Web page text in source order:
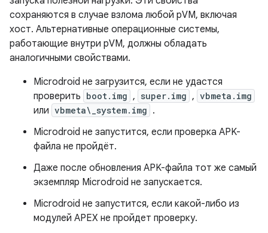
сохраняются в случае взлома любой pVM, включая
хост. Альтернативные операционные системы,
работающие внутри pVM, должны обладать
аналогичными свойствами.
Microdroid не загрузится, если не удастся
проверить boot.img , super.img , vbmeta.img
или vbmeta\_system.img .
Microdroid не запустится, если проверка APK-
файла не пройдёт.
Даже после обновления APK-файла тот же самый
экземпляр Microdroid не запускается.
Microdroid не запустится, если какой-либо из
модулей APEX не пройдет проверку.